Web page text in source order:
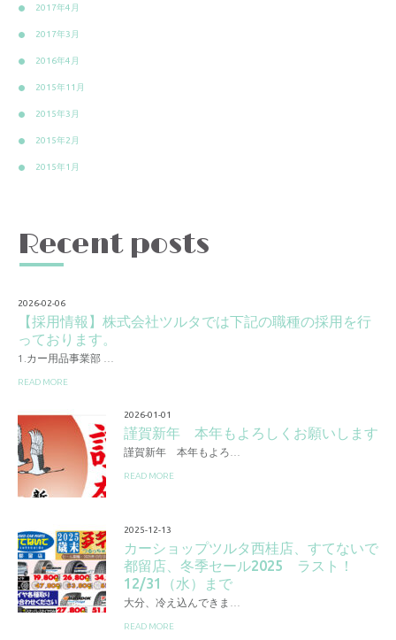
2017年4月
2017年3月
2016年4月
2015年11月
2015年3月
2015年2月
2015年1月
Recent posts
2026-02-06
【採用情報】株式会社ツルタでは下記の職種の採用を行
っております。
1.カー用品事業部 …
READ MORE
2026-01-01
謹賀新年 本年もよろしくお願いします
謹賀新年 本年もよろ…
READ MORE
2025-12-13
カーショップツルタ西桂店、すてないで
都留店、冬季セール2025 ラスト！
12/31（水）まで
大分、冷え込んできま…
READ MORE